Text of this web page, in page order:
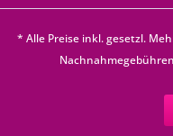
* Alle Preise inkl. gesetzl.